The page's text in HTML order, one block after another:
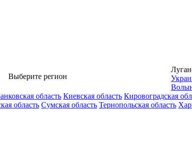
Выберите регион
область Киевская область Кировоградская
область Сумская область Тернопольская область